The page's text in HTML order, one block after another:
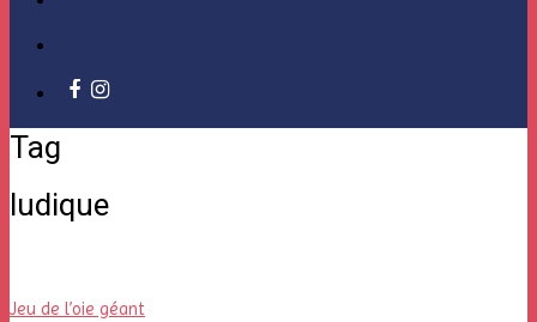
facebook
instagram
Tag
ludique
Jeu de l’oie géant